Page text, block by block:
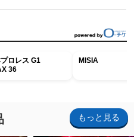
ロレス G1
36
MISIA
もっと見る